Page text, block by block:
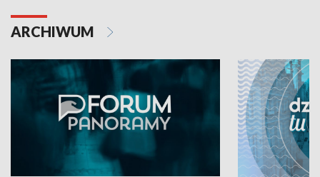
ARCHIWUM